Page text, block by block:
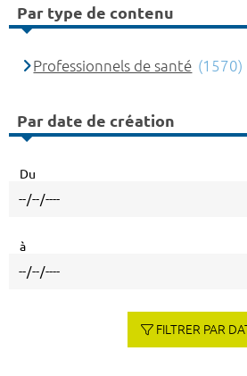
Par type de contenu
Professionnels de santé (1570)
Par date de création
Du
à
FILTRER PAR